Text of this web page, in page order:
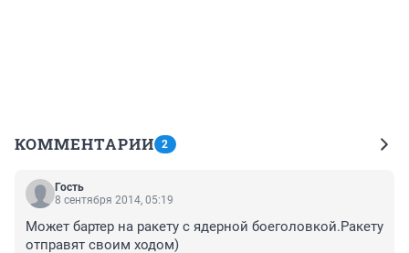
КОММЕНТАРИИ 2
Гость
8 сентября 2014, 05:19
Может бартер на ракету с ядерной боеголовкой.Ракету
отправят своим ходом)